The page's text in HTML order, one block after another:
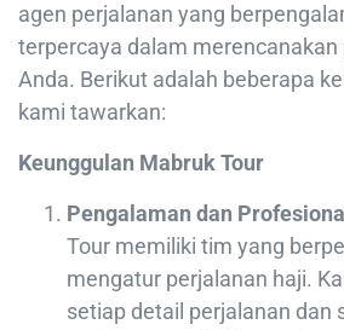
agen perjalanan yang
terpercaya dalam merencanakan
Anda. Berikut adalah beberapa
kami tawarkan:
Keunggulan Mabruk Tour
Pengalaman dan
Tour memiliki tim yang
mengatur perjalanan haji.
setiap detail perjalanan dan